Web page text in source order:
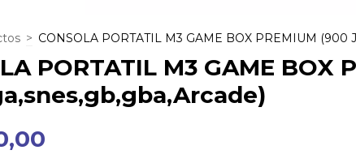
> CONSOLA PORTATIL M3 GAME BOX PREMIUM (900
PORTATIL M3 GAME BOX